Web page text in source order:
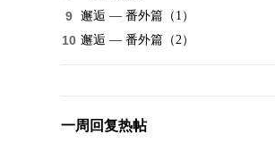
9 邂逅 — 番外篇（1）
10 邂逅 — 番外篇（2）
一周回复热帖